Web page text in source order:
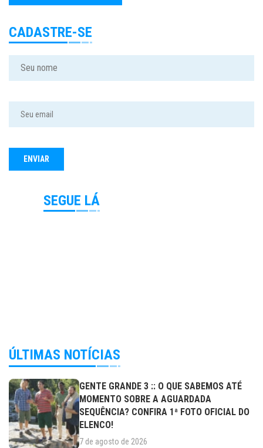
CADASTRE-SE
SEGUE LÁ
ÚLTIMAS NOTÍCIAS
GENTE GRANDE 3 :: O QUE SABEMOS ATÉ
MOMENTO SOBRE A AGUARDADA
SEQUÊNCIA? CONFIRA 1ª FOTO OFICIAL DO
ELENCO!
7 de agosto de 2026